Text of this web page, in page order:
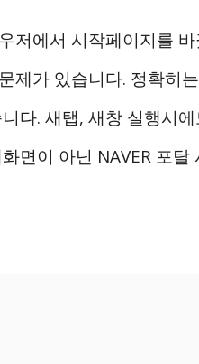
저에서 시작페이지를
제가 있습니다. 정확히
다. 새탭, 새창 실행시
면이 아닌 NAVER 포